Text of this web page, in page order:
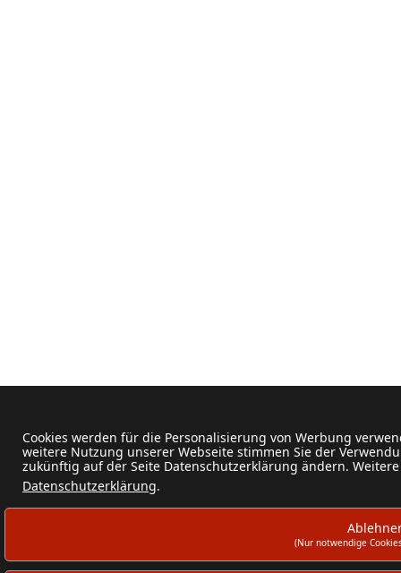
Cookies werden für die Personalisierung von Werbung
weitere Nutzung unserer Webseite stimmen Sie der
zukünftig auf der Seite Datenschutzerklärung ändern.
Datenschutzerklärung.
(Nur notwendige